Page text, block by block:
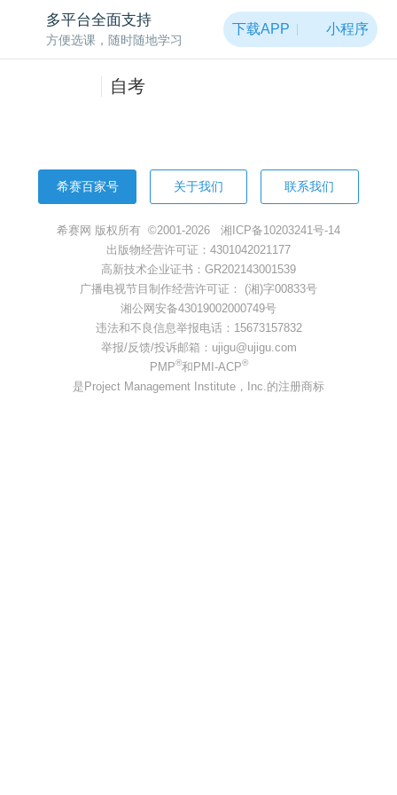
多平台全面支持
方便选课，随时随地学习
下载APP 小程序
自考
非常抱歉，页面被黑洞吸走啦~
希赛百家号 关于我们 联系我们
希赛网 版权所有 ©2001-2026 湘ICP备10203241号-14
出版物经营许可证：4301042021177
高新技术企业证书：GR202143001539
广播电视节目制作经营许可证： (湘)字00833号
湘公网安备43019002000749号
违法和不良信息举报电话：15673157832
举报/反馈/投诉邮箱：ujigu@ujigu.com
PMP®和PMI-ACP®
是Project Management Institute，Inc.的注册商标